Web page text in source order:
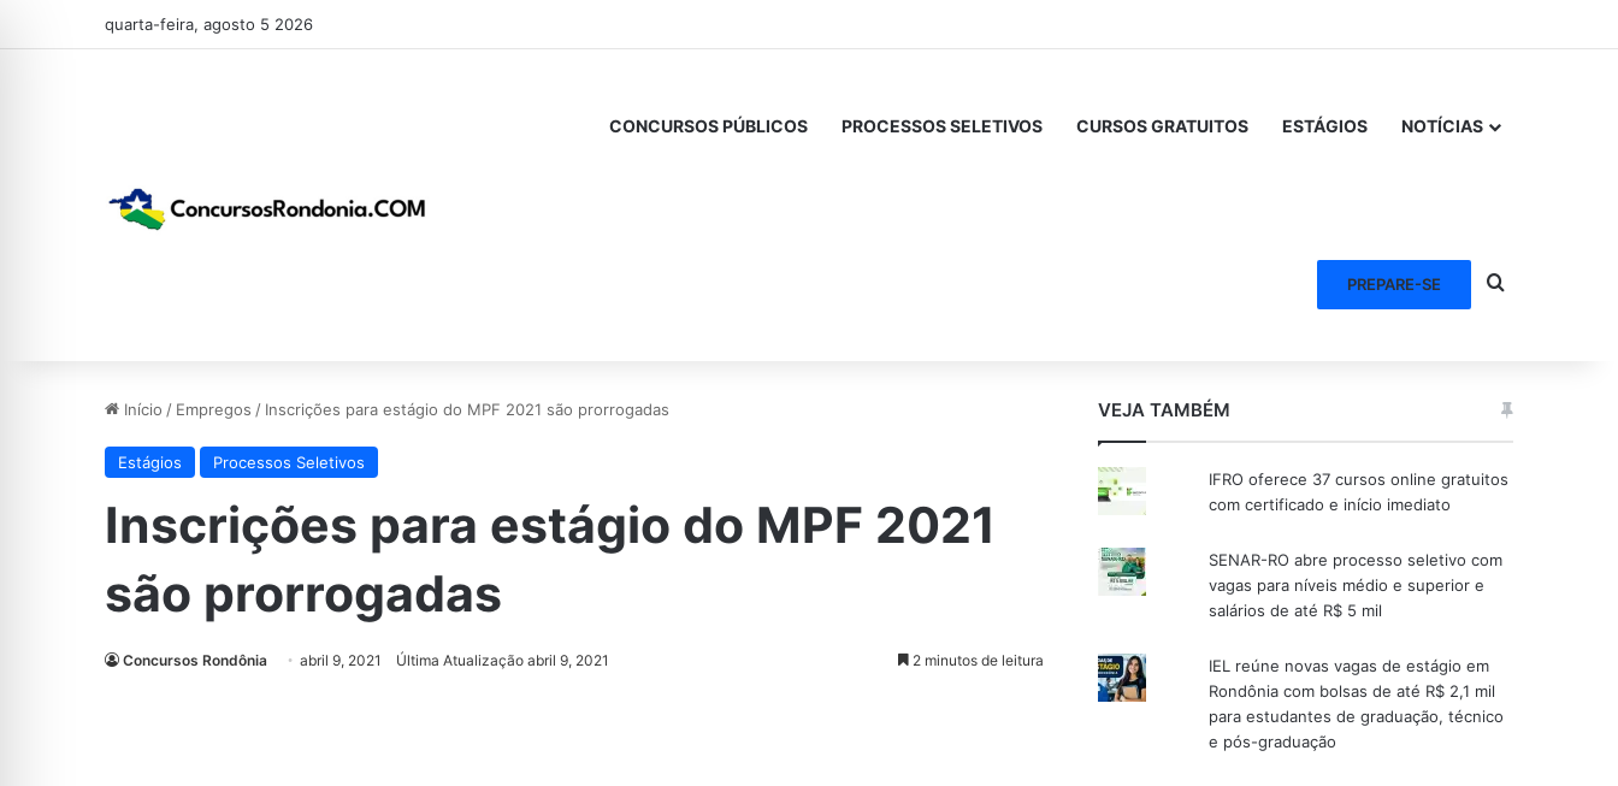
quarta-feira, agosto 5 2026
CONCURSOS PÚBLICOS PROCESSOS SELETIVOS CURSOS GRATUITOS ESTÁGIOS NOTÍCIAS
PREPARE-SE Procurar por
Início / Empregos / Inscrições para estágio do MPF 2021 são prorrogadas
Estágios Processos Seletivos
Inscrições para estágio do MPF 2021
são prorrogadas
Concursos Rondônia abril 9, 2021 Última Atualização abril 9, 2021 2 minutos de leitura
VEJA TAMBÉM
IFRO oferece 37 cursos online gratuitos
com certificado e início imediato
SENAR-RO abre processo seletivo com
vagas para níveis médio e superior e
salários de até R$ 5 mil
IEL reúne novas vagas de estágio em
Rondônia com bolsas de até R$ 2,1 mil
para estudantes de graduação, técnico
e pós-graduação